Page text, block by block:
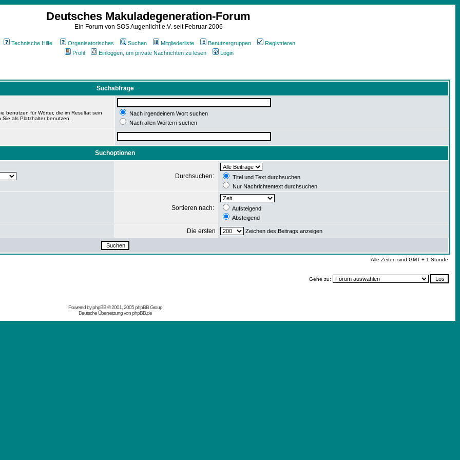
Deutsches Makuladegeneration-Forum
Ein Forum von SOS Augenlicht e.V. seit Februar 2006
Technische Hilfe Organisatorisches Suchen Mitgliederliste Benutzergruppen
Registrieren
Profil
Einloggen, um private Nachrichten zu lesen Login
Suchabfrage
benutzen für Wörter, die im Resultat sein
als Platzhalter benutzen.
Nach irgendeinem Wort suchen
Nach allen Wörtern suchen
Suchoptionen
Durchsuchen:
Titel und Text durchsuchen
Nur Nachrichtentext durchsuchen
Sortieren nach:
Aufsteigend
Absteigend
Die ersten Zeichen des Beitrags anzeigen
Alle Zeiten sind GMT + 1 Stunde
Gehe zu:
Powered byphpBB© 2001, 2005 phpBB Group
Deutsche Übersetzung vonphpBB.de